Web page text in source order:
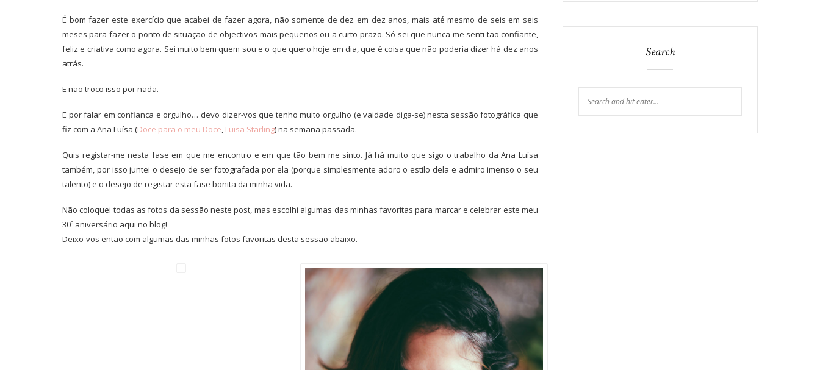
É bom fazer este exercício que acabei de fazer agora, não somente de dez em dez anos, mais até mesmo de seis em seis
meses para fazer o ponto de situação de objectivos mais pequenos ou a curto prazo. Só sei que nunca me senti tão confiante,
feliz e criativa como agora. Sei muito bem quem sou e o que quero hoje em dia, que é coisa que não poderia dizer há dez anos
atrás.
E não troco isso por nada.
E por falar em confiança e orgulho… devo dizer-vos que tenho muito orgulho (e vaidade diga-se) nesta sessão fotográfica que
fiz com a Ana Luísa (Doce para o meu Doce, Luisa Starling) na semana passada.
Quis registar-me nesta fase em que me encontro e em que tão bem me sinto. Já há muito que sigo o trabalho da Ana Luísa
também, por isso juntei o desejo de ser fotografada por ela (porque simplesmente adoro o estilo dela e admiro imenso o seu
talento) e o desejo de registar esta fase bonita da minha vida.
Não coloquei todas as fotos da sessão neste post, mas escolhi algumas das minhas favoritas para marcar e celebrar este meu
30º aniversário aqui no blog!
Deixo-vos então com algumas das minhas fotos favoritas desta sessão abaixo.
Search